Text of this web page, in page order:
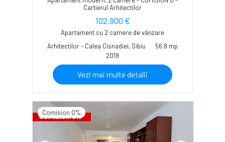
Cartierul Arhitectilor
102,900 €
Apartament cu 2 camere de vânzare
Arhitectilor - Calea Cisnadiei, Sibiu
56.8 mp
2019
Vezi mai multe detalii
Comision 0%